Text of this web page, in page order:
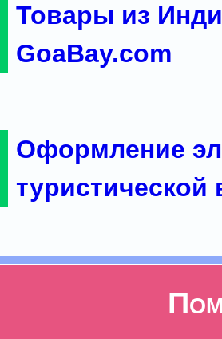
Товары из
GoaBay.com
Оформление